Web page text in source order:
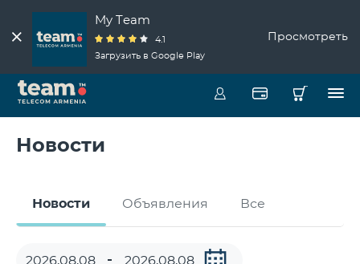
My Team
4.1
Загрузить в Google Play
Просмотреть
Новости
Новости Объявления Все